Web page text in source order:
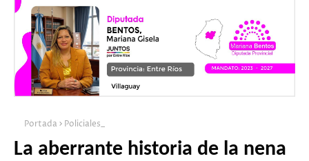
Portada Policiales_
La aberrante historia de la nena